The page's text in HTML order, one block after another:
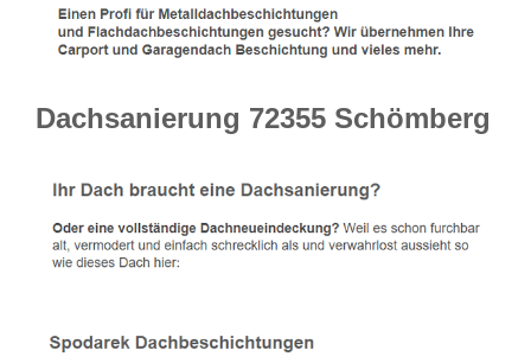
Dachsanierung 72355 Schömberg